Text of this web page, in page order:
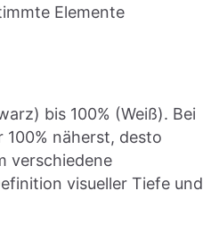
Elemente
bis 100% (Weiß). Bei
100% näherst, desto
verschiedene
visueller Tiefe und